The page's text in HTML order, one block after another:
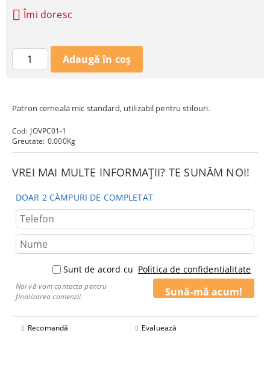
Patron cerneala mic standard, utilizabil pentru stilouri.
Cod: JOVPC01-1
Greutate: 0.000Kg
VREI MAI MULTE INFORMAȚII? TE SUNĂM NOI!
DOAR 2 CÂMPURI DE COMPLETAT
Sunt de acord cu Politica de confidentialitate
Noi vă vom contacta pentru
finalizarea comenzii.
Recomandă Evaluează
Îmi doresc